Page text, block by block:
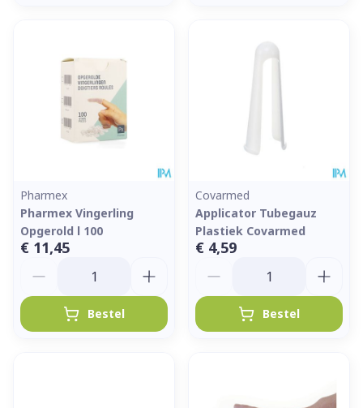
Pharmex
Pharmex Vingerling
Opgerold l 100
€ 11,45
Bestel
Covarmed
Applicator Tubegauz
Plastiek Covarmed
€ 4,59
Bestel